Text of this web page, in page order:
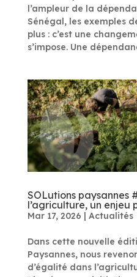
l’ampleur de la
Sénégal, les exemples
plus : c’est une
s’impose. Une
SOLutions paysannes
l’agriculture, un enjeu
Mar 17, 2026 | Actualités
Dans cette nouvelle
Paysannes, nous
d’égalité dans